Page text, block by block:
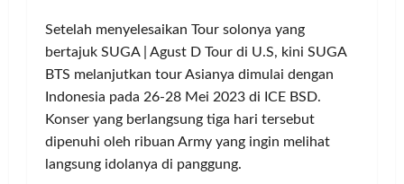
Setelah menyelesaikan Tour solonya yang
bertajuk SUGA | Agust D Tour di U.S, kini SUGA
BTS melanjutkan tour Asianya dimulai dengan
Indonesia pada 26-28 Mei 2023 di ICE BSD.
Konser yang berlangsung tiga hari tersebut
dipenuhi oleh ribuan Army yang ingin melihat
langsung idolanya di panggung.